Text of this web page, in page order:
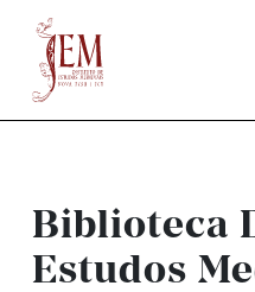
Biblioteca
Estudos